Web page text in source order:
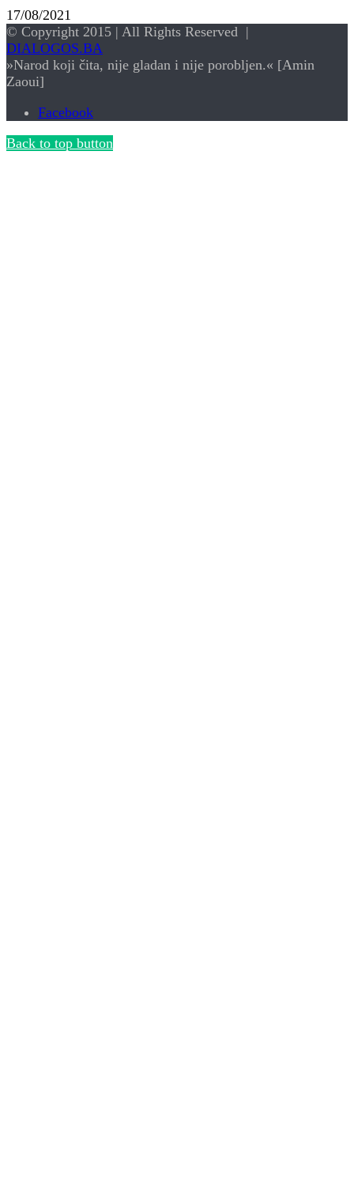
17/08/2021
© Copyright 2015 | All Rights Reserved |
DIALOGOS.BA
»Narod koji čita, nije gladan i nije porobljen.« [Amin
Zaoui]
Facebook
Back to top button